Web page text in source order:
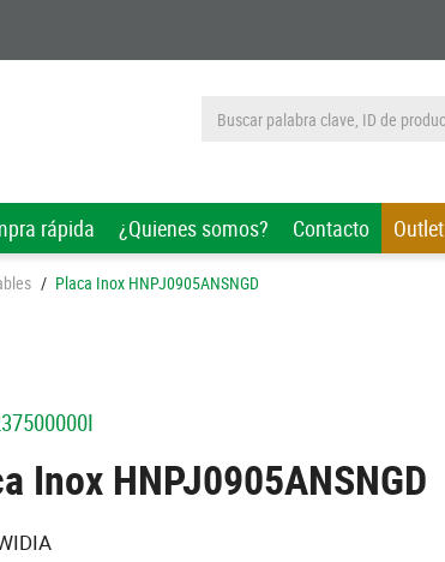
rápida ¿Quienes somos? Contacto Outlet
/ Placa Inox HNPJ0905ANSNGD
Inox HNPJ0905ANSNGD